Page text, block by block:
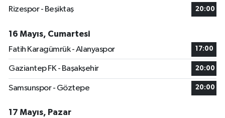
Rizespor - Beşiktaş
20:00
16 Mayıs, Cumartesi
Fatih Karagümrük - Alanyaspor
17:00
Gaziantep FK - Başakşehir 20:00
Samsunspor - Göztepe 20:00
17 Mayıs, Pazar